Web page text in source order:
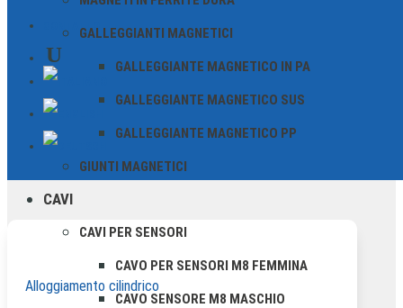
CONTATTOGALLEGGIANTI MAGNETICI
GALLEGGIANTE MAGNETICO IN PA
GALLEGGIANTE MAGNETICO SUS
GALLEGGIANTE MAGNETICO PP
GIUNTI MAGNETICI
CAVI
CAVI PER SENSORI
CAVO PER SENSORI M8 FEMMINA
CAVO SENSORE M8 MASCHIO
costantemente elevata anche in condizioni
operative difficili.
Alloggiamento cilindrico